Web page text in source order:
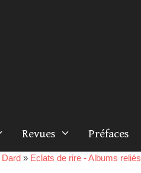
Revues Préfaces
» Eclats de rire - Albums reliés